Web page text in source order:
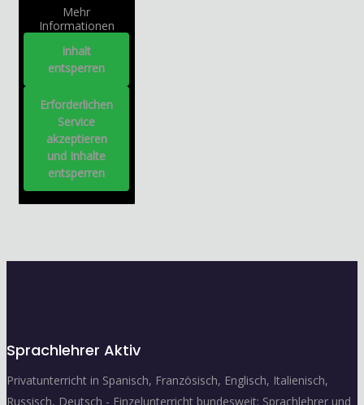
Mehr
Informationen
Inhalt
entsperren
Erforderlichen
Service
akzeptieren
und Inhalte
entsperren
Sprachlehrer Aktiv
Privatunterricht in Spanisch, Französisch, Englisch, Italienisch,
Russisch, Deutsch - Einzelunterricht bundesweit: Sprachlehrer und